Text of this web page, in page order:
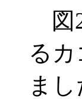
図
る
ま